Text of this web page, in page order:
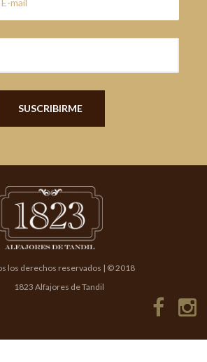
los derechos reservados | © 2018
1823 Alfajores de Tandil